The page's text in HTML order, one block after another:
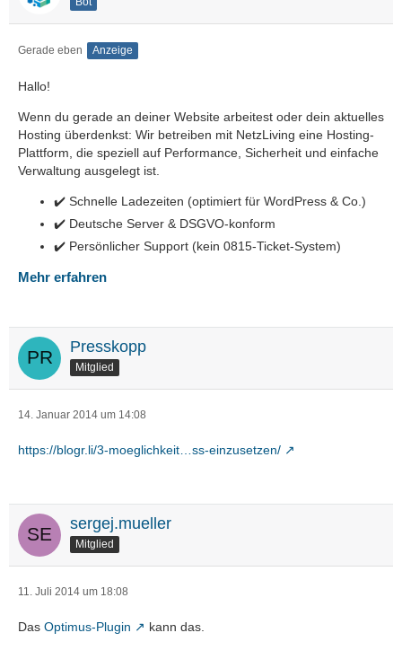
Gerade eben Anzeige
Hallo!
Wenn du gerade an deiner Website arbeitest oder dein aktuelles
Hosting überdenkst: Wir betreiben mit NetzLiving eine Hosting-
Plattform, die speziell auf Performance, Sicherheit und einfache
Verwaltung ausgelegt ist.
✔️ Schnelle Ladezeiten (optimiert für WordPress & Co.)
✔️ Deutsche Server & DSGVO-konform
✔️ Persönlicher Support (kein 0815-Ticket-System)
Mehr erfahren
Presskopp
Mitglied
14. Januar 2014 um 14:08
https://blogr.li/3-moeglichkeit…ss-einzusetzen/
sergej.mueller
Mitglied
11. Juli 2014 um 18:08
Das Optimus-Plugin kann das.